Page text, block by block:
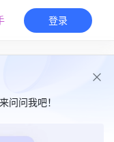
问问我吧！
登录